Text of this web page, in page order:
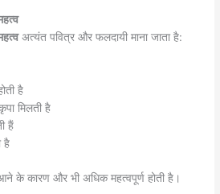
अत्यंत पवित्र और फलदायी माना जाता है:
है
मिलती है
हैं
है
के कारण और भी अधिक महत्वपूर्ण होती है।